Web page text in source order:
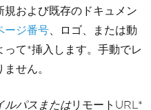
規および既存のドキュメン
ージ番号 、ロゴ、または動
て*挿入します。手動でレ
せん。
ルパスまたはリモートURL*